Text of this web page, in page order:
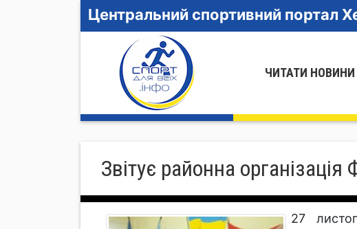
Центральний спортивний портал
ЧИТАТИ НОВИНИ
Звітує районна
27